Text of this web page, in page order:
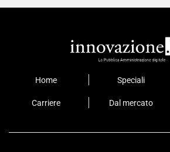
Home Speciali
Carriere Dal mercato